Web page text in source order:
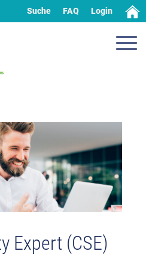
Suche FAQ Login
Expert (CSE)